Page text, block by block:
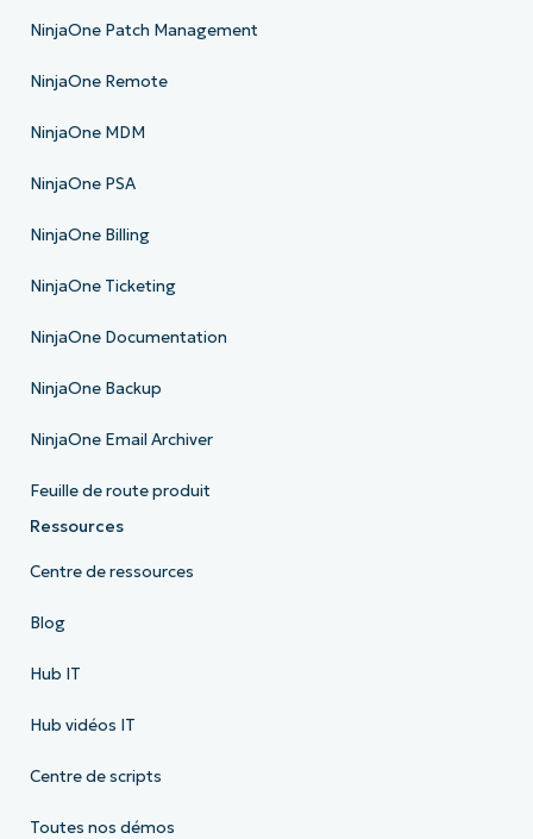
NinjaOne Patch Management
NinjaOne Remote
NinjaOne MDM
NinjaOne PSA
NinjaOne Billing
NinjaOne Ticketing
NinjaOne Documentation
NinjaOne Backup
NinjaOne Email Archiver
Feuille de route produit
Ressources
Centre de ressources
Blog
Hub IT
Hub vidéos IT
Centre de scripts
Toutes nos démos